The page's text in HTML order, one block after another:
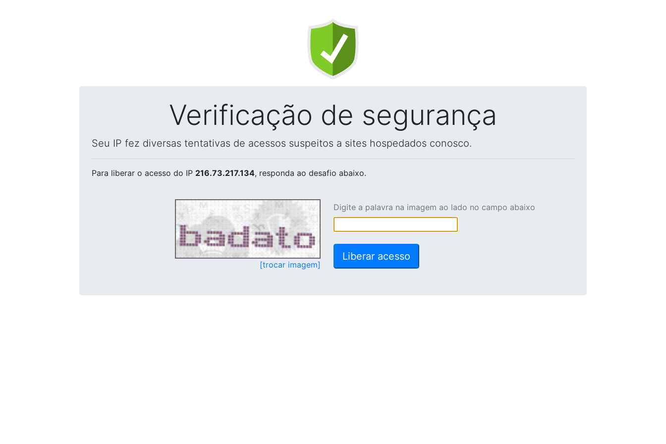
Verificação de segurança
Seu IP fez diversas tentativas de acessos suspeitos a sites hospedados conosco.
Para liberar o acesso do IP 216.73.217.134, responda ao desafio abaixo.
[trocar imagem]
Digite a palavra na imagem ao lado no campo abaixo